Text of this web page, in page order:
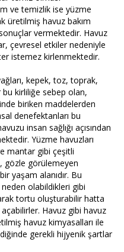
ve temizlik ise yüzme
üretilmiş havuz bakım
vermektedir. Havuz
çevresel etkiler nedeniyle
istemez kirlenmektedir.
kepek, toz, toprak,
kirliliğe sebep olan,
biriken maddelerden
denefektanları bu
insan sağlığı açısından
Yüzme havuzları
mantar gibi çeşitli
gözle görülemeyen
yaşam alanıdır. Bu
olabildikleri gibi
tortu oluşturabilir hatta
Havuz gibi havuz
havuz kimyasalları ile
gerekli hijyenik şartlar